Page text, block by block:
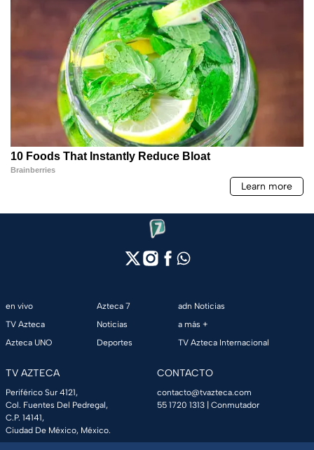
en vivo
TV Azteca
Azteca UNO
Azteca 7
Noticias
Deportes
adn Noticias
a más +
TV Azteca Internacional
TV AZTECA
Periférico Sur 4121,
Col. Fuentes Del Pedregal,
C.P. 14141,
Ciudad De México, México.
CONTACTO
contacto@tvazteca.com
55 1720 1313 | Conmutador